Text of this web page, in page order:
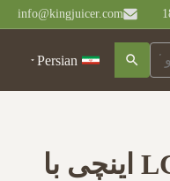
info@kingjuicer.com
Persian
21دستگاه فروش آبمیوه سیب LCD 6 اینچی با